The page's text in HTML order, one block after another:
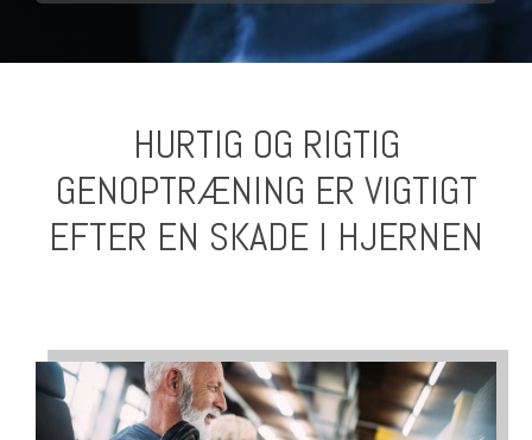
HURTIG OG RIGTIG
GENOPTRÆNING ER VIGTIGT
EFTER EN SKADE I HJERNEN